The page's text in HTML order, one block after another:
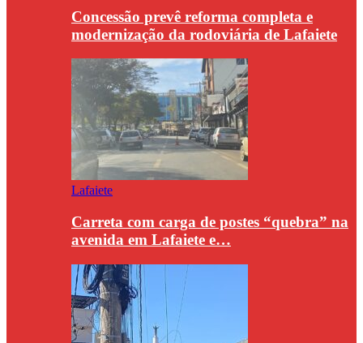
Concessão prevê reforma completa e
modernização da rodoviária de Lafaiete
Lafaiete
Carreta com carga de postes “quebra” na
avenida em Lafaiete e…